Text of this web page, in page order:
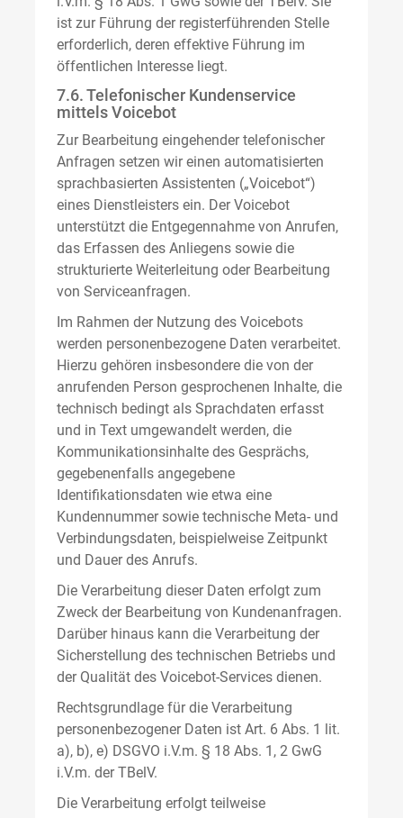
ist zur Führung der registerführenden Stelle
erforderlich, deren effektive Führung im
öffentlichen Interesse liegt.
7.6. Telefonischer Kundenservice
mittels Voicebot
Zur Bearbeitung eingehender telefonischer
Anfragen setzen wir einen automatisierten
sprachbasierten Assistenten („Voicebot“)
eines Dienstleisters ein. Der Voicebot
unterstützt die Entgegennahme von Anrufen,
das Erfassen des Anliegens sowie die
strukturierte Weiterleitung oder Bearbeitung
von Serviceanfragen.
Im Rahmen der Nutzung des Voicebots
werden personenbezogene Daten verarbeitet.
Hierzu gehören insbesondere die von der
anrufenden Person gesprochenen Inhalte, die
technisch bedingt als Sprachdaten erfasst
und in Text umgewandelt werden, die
Kommunikationsinhalte des Gesprächs,
gegebenenfalls angegebene
Identifikationsdaten wie etwa eine
Kundennummer sowie technische Meta- und
Verbindungsdaten, beispielweise Zeitpunkt
und Dauer des Anrufs.
Die Verarbeitung dieser Daten erfolgt zum
Zweck der Bearbeitung von Kundenanfragen.
Darüber hinaus kann die Verarbeitung der
Sicherstellung des technischen Betriebs und
der Qualität des Voicebot-Services dienen.
Rechtsgrundlage für die Verarbeitung
personenbezogener Daten ist Art. 6 Abs. 1 lit.
a), b), e) DSGVO i.V.m. § 18 Abs. 1, 2 GwG
i.V.m. der TBelV.
Die Verarbeitung erfolgt teilweise